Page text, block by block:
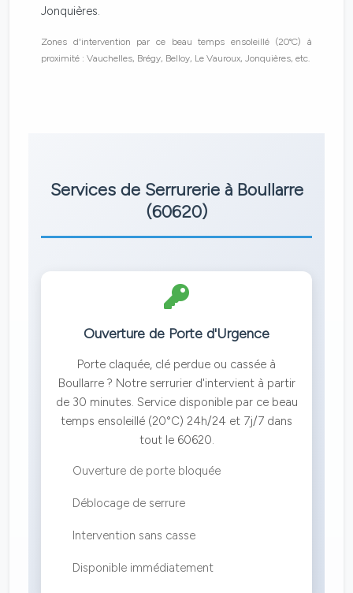
Jonquières.
Zones d'intervention par ce beau temps ensoleillé (20°C) à
proximité : Vauchelles, Brégy, Belloy, Le Vauroux, Jonquières, etc.
Services de Serrurerie à Boullarre
(60620)
Ouverture de Porte d'Urgence
Porte claquée, clé perdue ou cassée à
Boullarre ? Notre serrurier d'intervient à partir
de 30 minutes. Service disponible par ce beau
temps ensoleillé (20°C) 24h/24 et 7j/7 dans
tout le 60620.
Ouverture de porte bloquée
Déblocage de serrure
Intervention sans casse
Disponible immédiatement